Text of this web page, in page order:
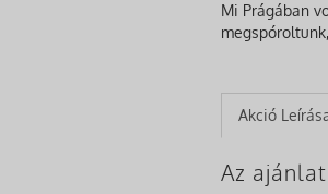
Mi Prágában
Akció
Az